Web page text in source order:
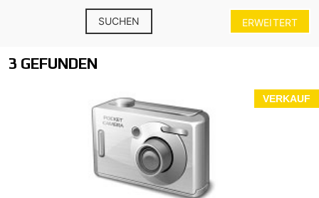
ERWEITERT
SUCHEN
3 GEFUNDEN
VERKAUF